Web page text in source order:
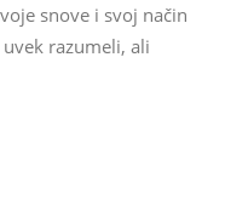
snove i svoj način
razumeli, ali